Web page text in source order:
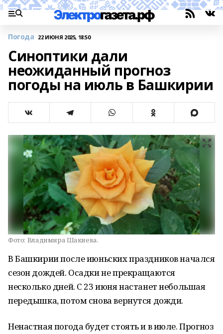
Погода 22 ИЮНЯ 2025, 18:50
Синоптики дали
неожиданный прогноз
погоды на июль в Башкирии
Фото: Владимира Шакиева.
В Башкирии после июньских праздников начался
сезон дождей. Осадки не прекращаются
несколько дней. С 23 июня настанет небольшая
передышка, потом снова вернутся дожди.
Ненастная погода будет стоять и в июле. Прогноз